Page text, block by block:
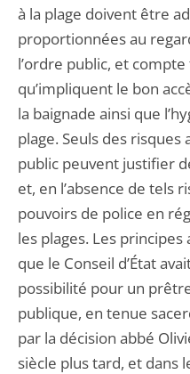
à la plage doivent être
proportionnées au
l’ordre public, et
qu’impliquent le bon
la baignade ainsi que
plage. Seuls des risques
public peuvent justifier
et, en l’absence de tels
pouvoirs de police en
les plages. Les
que le Conseil d’État
possibilité pour un
publique, en tenue
par la décision abbé
siècle plus tard, et dans